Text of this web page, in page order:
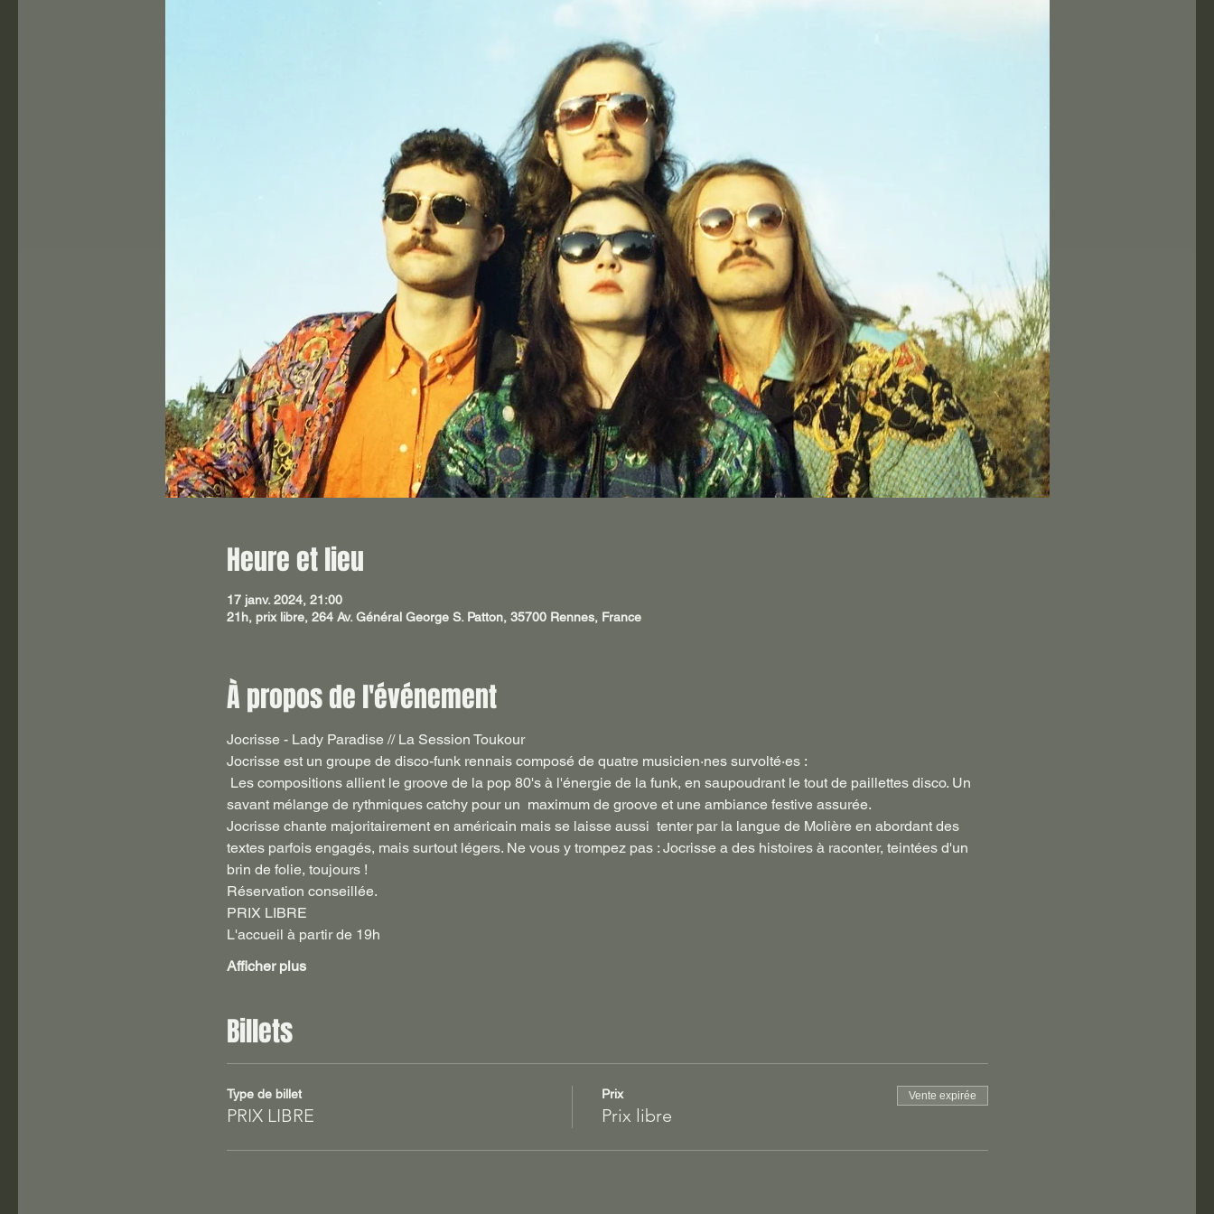
Heure et lieu
17 janv. 2024, 21:00
21h, prix libre, 264 Av. Général George S. Patton, 35700 Rennes, France
À propos de l'événement
Jocrisse - Lady Paradise // La Session Toukour
Jocrisse est un groupe de disco-funk rennais composé de quatre musicien·nes survolté·es :
savant mélange de rythmiques catchy pour un  maximum de groove et une ambiance festive assurée.
Jocrisse chante majoritairement en américain mais se laisse aussi  tenter par la langue de Molière en abordant des
textes parfois engagés, mais surtout légers. Ne vous y trompez pas : Jocrisse a des histoires à raconter, teintées d'un
brin de folie, toujours !
Réservation conseillée.
PRIX LIBRE
L'accueil à partir de 19h
Afficher plus
Billets
Type de billet
PRIX LIBRE
Prix
Prix libre
Vente expirée